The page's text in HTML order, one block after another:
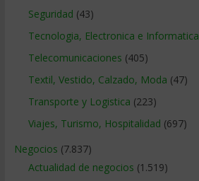
Seguridad (43)
Tecnologia, Electronica e Informatica
Telecomunicaciones (405)
Textil, Vestido, Calzado, Moda (47)
Transporte y Logistica (223)
Viajes, Turismo, Hospitalidad (697)
Negocios (7.837)
Actualidad de negocios (1.519)